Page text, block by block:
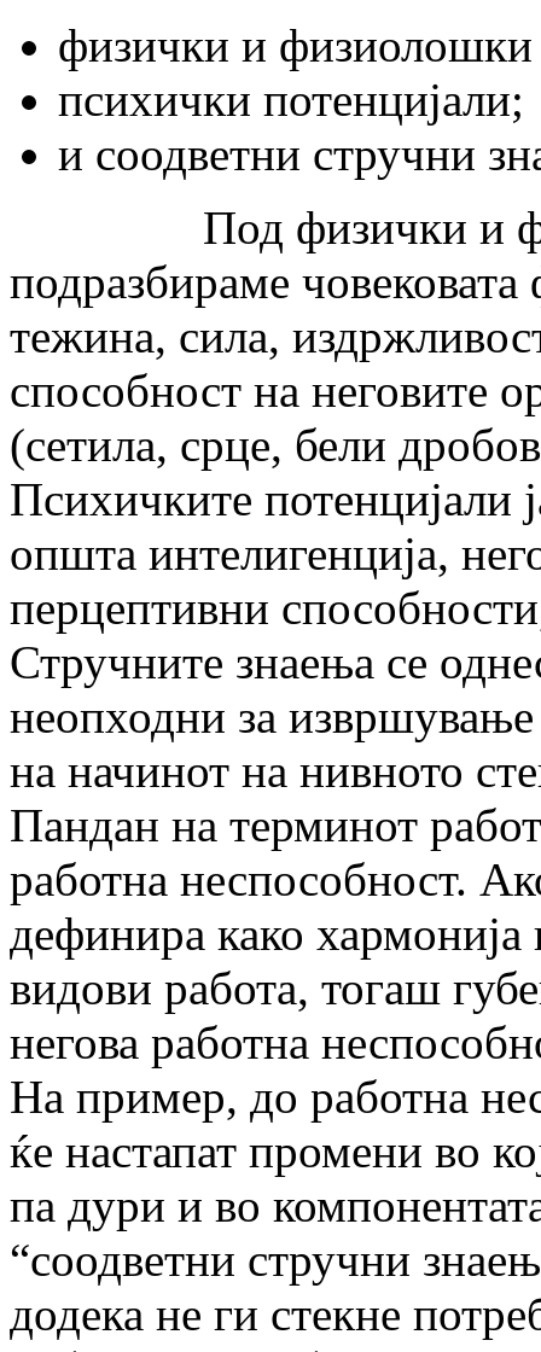
физички и физиолошки
психички потенцијали;
и соодветни стручни
Под физички и
подразбираме
тежина, сила,
способност на неговите
(сетила, срце, бели
Психичките потенцијали
општа интелигенција,
перцептивни
Стручните знаења се
неопходни за извршување
на начинот на нивното
Пандан на терминот
работна неспособност.
дефинира како
видови работа, тогаш
негова работна
На пример, до работна
ќе настапат промени во
па дури и во
“соодветни стручни
додека не ги стекне